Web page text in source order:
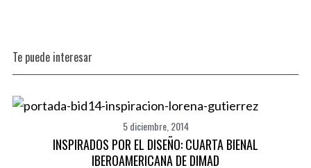
Te puede interesar
5 diciembre, 2014
INSPIRADOS POR EL DISEÑO: CUARTA BIENAL
IBEROAMERICANA DE DIMAD
a